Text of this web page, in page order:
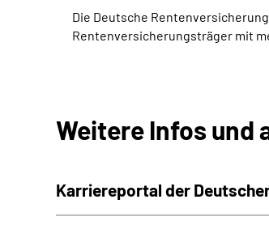
Die Deutsche
Rentenversicherungsträger mit
Weitere Infos
Karriereportal der